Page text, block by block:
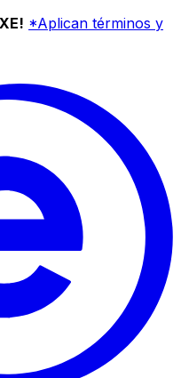
*Aplican términos y